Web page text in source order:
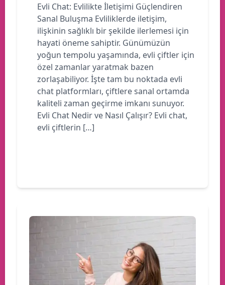
Evli Chat: Evlilikte İletişimi Güçlendiren
Sanal Buluşma Evliliklerde iletişim,
ilişkinin sağlıklı bir şekilde ilerlemesi için
hayati öneme sahiptir. Günümüzün
yoğun tempolu yaşamında, evli çiftler için
özel zamanlar yaratmak bazen
zorlaşabiliyor. İşte tam bu noktada evli
chat platformları, çiftlere sanal ortamda
kaliteli zaman geçirme imkanı sunuyor.
Evli Chat Nedir ve Nasıl Çalışır? Evli chat,
evli çiftlerin […]